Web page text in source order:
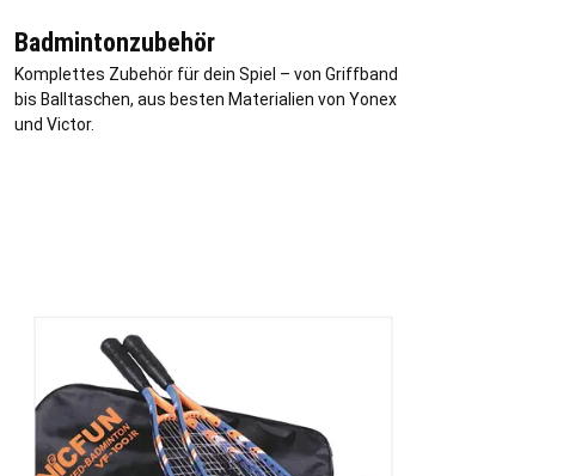
Badmintonzubehör
Komplettes Zubehör für dein Spiel – von Griffband
bis Balltaschen, aus besten Materialien von Yonex
und Victor.